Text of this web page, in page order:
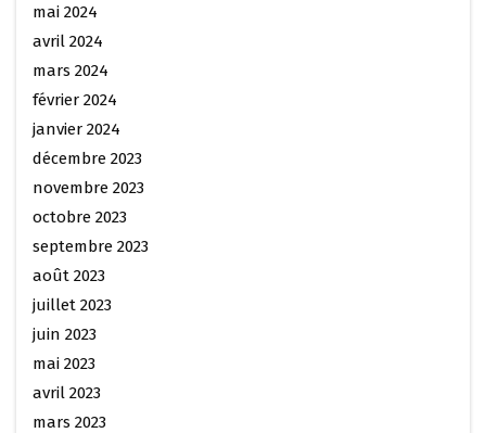
mai 2024
avril 2024
mars 2024
février 2024
janvier 2024
décembre 2023
novembre 2023
octobre 2023
septembre 2023
août 2023
juillet 2023
juin 2023
mai 2023
avril 2023
mars 2023